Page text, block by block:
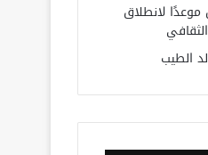
22 أغسطس موعدًا لانطلاق
الطيب